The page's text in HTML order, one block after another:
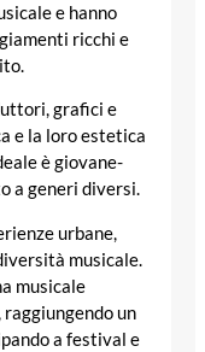
e hanno
ricchi e
grafici e
e la loro estetica
è giovane-
a generi diversi.
urbane,
musicale.
musicale
un
a festival e